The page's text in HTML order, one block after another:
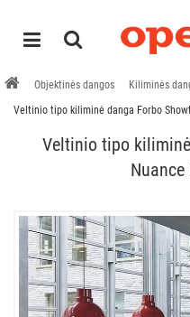
Objektinės dangos Kiliminės
Veltinio tipo kiliminė danga Forbo
Veltinio tipo
Nuance